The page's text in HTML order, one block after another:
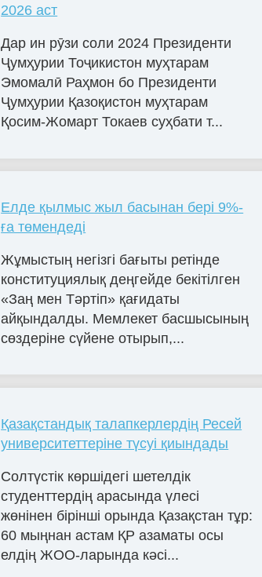
2026 аст
Дар ин рӯзи соли 2024 Президенти
Ҷумҳурии Тоҷикистон муҳтарам
Эмомалӣ Раҳмон бо Президенти
Ҷумҳурии Қазоқистон муҳтарам
Қосим-Жомарт Токаев суҳбати т...
Елде қылмыс жыл басынан бері 9%-
ға төмендеді
Жұмыстың негізгі бағыты ретінде
конституциялық деңгейде бекітілген
«Заң мен Тәртіп» қағидаты
айқындалды. Мемлекет басшысының
сөздеріне сүйене отырып,...
Қазақстандық талапкерлердің Ресей
университеттеріне түсуі қиындады
Солтүстік көршідегі шетелдік
студенттердің арасында үлесі
жөнінен бірінші орында Қазақстан тұр:
60 мыңнан астам ҚР азаматы осы
елдің ЖОО-ларында кәсі...